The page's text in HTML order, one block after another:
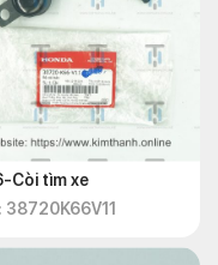
Còi tìm xe
38720K66V11